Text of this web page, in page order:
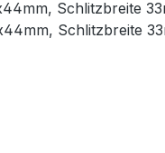
Schlitzbreite
Schlitzbreite